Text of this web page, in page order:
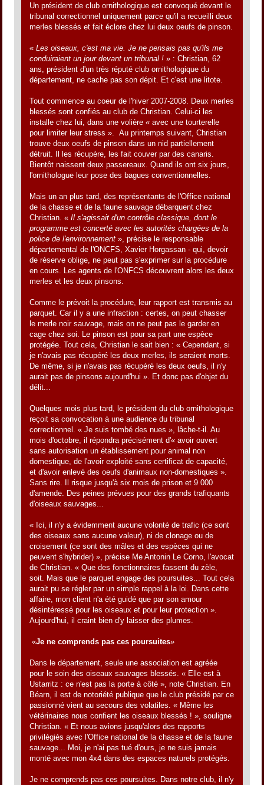
Un président de club ornithologique est convoqué devant le
tribunal correctionnel uniquement parce qu'il a recueilli deux
merles blessés et fait éclore chez lui deux oeufs de pinson.
«Les oiseaux, c'est ma vie. Je ne pensais pas qu'ils me
conduiraient un jour devant un tribunal !» : Christian, 62
ans, président d'un très réputé club ornithologique du
département, ne cache pas son dépit. Et c'est une litote.
Tout commence au coeur de l'hiver 2007-2008. Deux merles
blessés sont confiés au club de Christian. Celui-ci les
installe chez lui, dans une volière « avec une tourterelle
pour limiter leur stress ». Au printemps suivant, Christian
trouve deux oeufs de pinson dans un nid partiellement
détruit. Il les récupère, les fait couver par des canaris.
Bientôt naissent deux passereaux. Quand ils ont six jours,
l'ornithologue leur pose des bagues conventionnelles.
Mais un an plus tard, des représentants de l'Office national
de la chasse et de la faune sauvage débarquent chez
Christian. «Il s'agissait d'un contrôle classique, dont le
programme est concerté avec les autorités chargées de la
police de l'environnement », précise le responsable
départemental de l'ONCFS, Xavier Horgassan - qui, devoir
de réserve oblige, ne peut pas s'exprimer sur la procédure
en cours. Les agents de l'ONFCS découvrent alors les deux
merles et les deux pinsons.
Comme le prévoit la procédure, leur rapport est transmis au
parquet. Car il y a une infraction : certes, on peut chasser
le merle noir sauvage, mais on ne peut pas le garder en
cage chez soi. Le pinson est pour sa part une espèce
protégée. Tout cela, Christian le sait bien : « Cependant, si
je n'avais pas récupéré les deux merles, ils seraient morts.
De même, si je n'avais pas récupéré les deux oeufs, il n'y
aurait pas de pinsons aujourd'hui ». Et donc pas d'objet du
délit...
Quelques mois plus tard, le président du club ornithologique
reçoit sa convocation à une audience du tribunal
correctionnel. « Je suis tombé des nues », lâche-t-il. Au
mois d'octobre, il répondra précisément d'« avoir ouvert
sans autorisation un établissement pour animal non
domestique, de l'avoir exploité sans certificat de capacité,
et d'avoir enlevé des oeufs d'animaux non-domestiques ».
Sans rire. Il risque jusqu'à six mois de prison et 9 000 
d'amende. Des peines prévues pour des grands trafiquants
d'oiseaux sauvages...
« Ici, il n'y a évidemment aucune volonté de trafic (ce sont
des oiseaux sans aucune valeur), ni de clonage ou de
croisement (ce sont des mâles et des espèces qui ne
peuvent s'hybrider) », précise Me Antonin Le Corno, l'avocat
de Christian. « Que des fonctionnaires fassent du zèle,
soit. Mais que le parquet engage des poursuites... Tout cela
aurait pu se régler par un simple rappel à la loi. Dans cette
affaire, mon client n'a été guidé que par son amour
désintéressé pour les oiseaux et pour leur protection ».
Aujourd'hui, il craint bien d'y laisser des plumes.
«Je ne comprends pas ces poursuites»
Dans le département, seule une association est agréée
pour le soin des oiseaux sauvages blessés. « Elle est à
Ustarritz : ce n'est pas la porte à côté », note Christian. En
Béarn, il est de notoriété publique que le club présidé par ce
passionné vient au secours des volatiles. « Même les
vétérinaires nous confient les oiseaux blessés ! », souligne
Christian. « Et nous avions jusqu'alors des rapports
privilégiés avec l'Office national de la chasse et de la faune
sauvage... Moi, je n'ai pas tué d'ours, je ne suis jamais
monté avec mon 4x4 dans des espaces naturels protégés.
Je ne comprends pas ces poursuites. Dans notre club, il n'y